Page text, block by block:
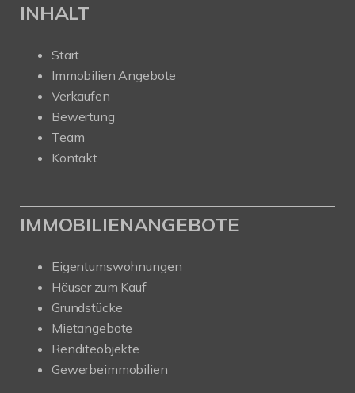
INHALT
Start
Immobilien Angebote
Verkaufen
Bewertung
Team
Kontakt
IMMOBILIENANGEBOTE
Eigentumswohnungen
Häuser zum Kauf
Grundstücke
Mietangebote
Renditeobjekte
Gewerbeimmobilien